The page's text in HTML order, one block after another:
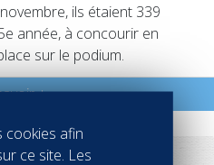
ils étaient 339
année, à concourir en
sur le podium.
+
cookies afin
ce site. Les